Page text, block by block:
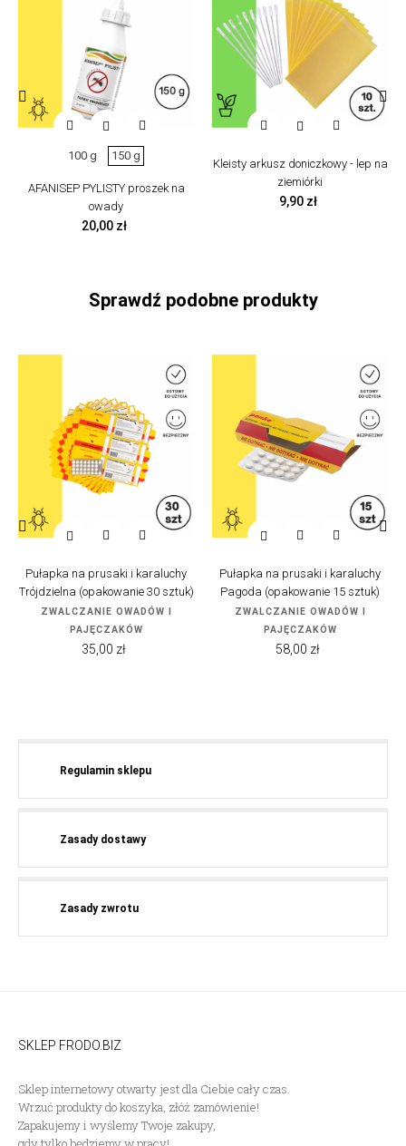

100 g 150 g
AFANISEP PYLISTY proszek na
owady
Cena
20,00 zł

Kleisty arkusz doniczkowy - lep na
ziemiórki
Cena
9,90 zł
Sprawdź podobne produkty

Pułapka na prusaki i karaluchy
Trójdzielna (opakowanie 30 sztuk)
ZWALCZANIE OWADÓW I
PAJĘCZAKÓW
Cena
35,00 zł

Pułapka na prusaki i karaluchy
Pagoda (opakowanie 15 sztuk)
ZWALCZANIE OWADÓW I
PAJĘCZAKÓW
Cena
58,00 zł
Regulamin sklepu
Zasady dostawy
Zasady zwrotu
SKLEP FRODO.BIZ
Sklep internetowy otwarty jest dla Ciebie cały czas.
Wrzuć produkty do koszyka, złóż zamówienie!
Zapakujemy i wyślemy Twoje zakupy,